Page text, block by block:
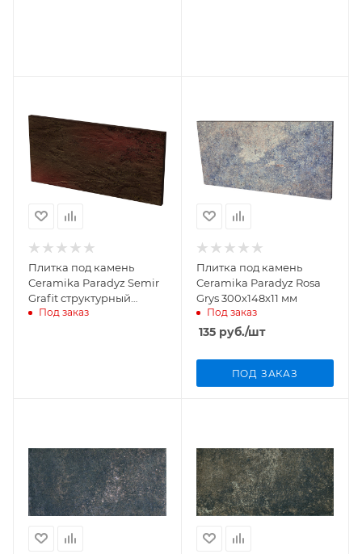
Плитка под камень
Ceramika Paradyz Semir
Grafit структурный
300х148х11 мм
Под заказ
Плитка под камень
Ceramika Paradyz Rosa
Grys 300х148х11 мм
Под заказ
135руб./шт
ПОД ЗАКАЗ